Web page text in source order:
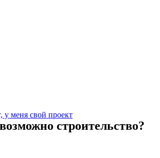
у меня свой проект
строительство?